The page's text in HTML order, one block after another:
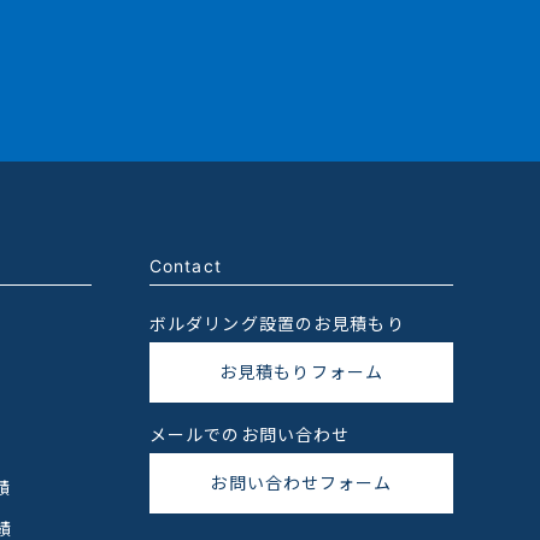
Contact
ボルダリング設置のお見積もり
お見積もりフォーム
メールでのお問い合わせ
お問い合わせフォーム